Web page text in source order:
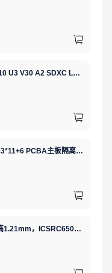
SD卡 工业级 TLC 64GB C10 U3 V30 A2 SDXC LDPC纠错 PE 3K 无人机、行车记录仪、安防监控适配
新宏辉达 单通头六角铜柱M3*11+6 PCBA主板隔离螺柱
ICT，屏蔽夹 ，长6.5mm*高1.21mm，ICSRC6508SFR